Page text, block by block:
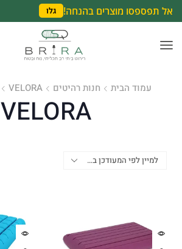
אל תפספסו מוצרים בהנחה! גלו
עמוד הבית חנות רהיטים VELORA
VELORA